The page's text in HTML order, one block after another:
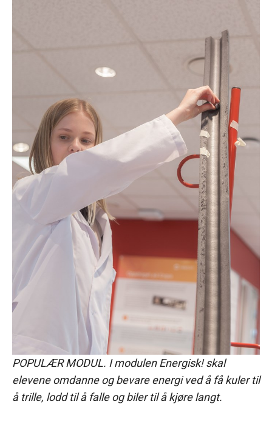
POPULÆR MODUL. I modulen Energisk! skal
elevene omdanne og bevare energi ved å få kuler til
å trille, lodd til å falle og biler til å kjøre langt.